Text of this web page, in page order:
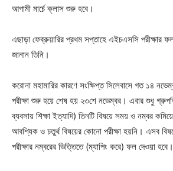
আগামী মার্চে ক্লাস শুরু হবে।
এছাড়া ফেব্রুয়ারির প্রথম সপ্তাহে এইচএসসি পরীক্ষার
জানান তিনি।
করোনা মহামারির কারণে সংক্ষিপ্ত সিলেবাসে গত ১৪
পরীক্ষা শুরু হয়ে শেষ হয় ২৩শে নভেম্বর। এবার শুধু
ব্যবসায় শিক্ষা ইত্যাদি) তিনটি বিষয়ে সময় ও নম্বর
আবশ্যিক ও চতুর্থ বিষয়ের কোনো পরীক্ষা হয়নি। এসব
পরীক্ষার নম্বরের ভিত্তিতে (ম্যাপিং করে) ফল দেওয়া হবে।